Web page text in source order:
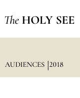
The HOLY SEE
AUDIENCES 2018